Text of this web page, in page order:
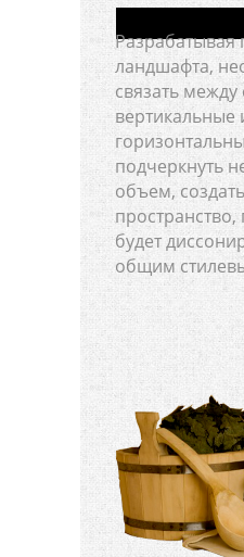
Разрабатывая
ландшафта,
связать между
вертикальные
подчеркнуть
объем,
пространство,
будет
общим